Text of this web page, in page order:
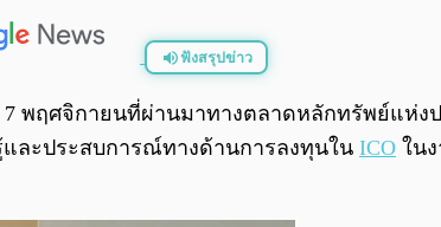
ฟังสรุปข่าว
7 พฤศจิกายนที่ผ่านมาทางตลาดหลักทรัพย์แห่
และประสบการณ์ทางด้านการลงทุนใน ICO ใน